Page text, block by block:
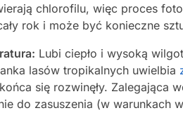
chlorofilu, więc proces
rok i może być konieczne
Lubi ciepło i wysoką
lasów tropikalnych uwielbia
się rozwinęły. Zalegająca
do zasuszenia (w warunkach